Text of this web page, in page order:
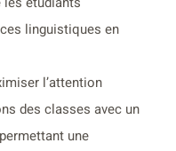
linguistiques en
l’attention
des classes avec un
une